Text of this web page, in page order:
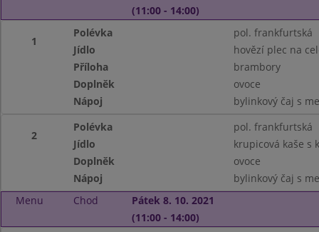
(11:00 - 14:00)
1
Polévka
pol. frankfurtská
Jídlo
hovězí plec na
Příloha
brambory
Doplněk
ovoce
Nápoj
bylinkový čaj s
2
Polévka
pol. frankfurtská
Jídlo
krupicová kaše s
Doplněk
ovoce
Nápoj
bylinkový čaj s
Menu
Chod
Pátek 8. 10. 2021
(11:00 - 14:00)